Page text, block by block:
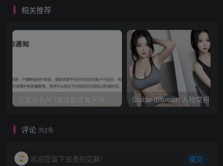
相关推荐
百度站长API推送额度每天限额10次这件事？
评论 共2条
欢迎您留下宝贵的见解！ 提交